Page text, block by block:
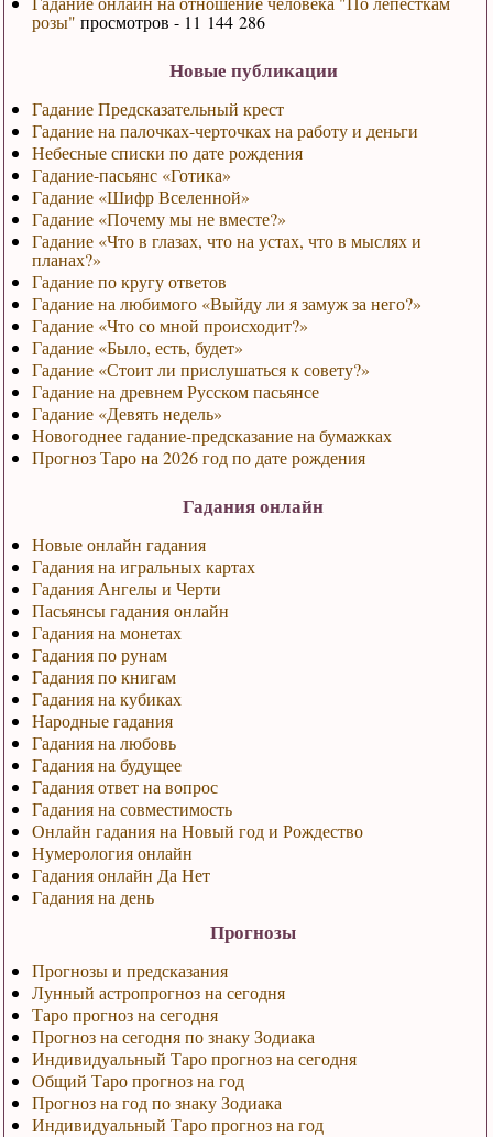
розы" просмотров - 11 144 286
Новые публикации
Гадание Предсказательный крест
Гадание на палочках-черточках на работу и деньги
Небесные списки по дате рождения
Гадание-пасьянс «Готика»
Гадание «Шифр Вселенной»
Гадание «Почему мы не вместе?»
Гадание «Что в глазах, что на устах, что в мыслях и
планах?»
Гадание по кругу ответов
Гадание на любимого «Выйду ли я замуж за него?»
Гадание «Что со мной происходит?»
Гадание «Было, есть, будет»
Гадание «Стоит ли прислушаться к совету?»
Гадание на древнем Русском пасьянсе
Гадание «Девять недель»
Новогоднее гадание-предсказание на бумажках
Прогноз Таро на 2026 год по дате рождения
Гадания онлайн
Новые онлайн гадания
Гадания на игральных картах
Гадания Ангелы и Черти
Пасьянсы гадания онлайн
Гадания на монетах
Гадания по рунам
Гадания по книгам
Гадания на кубиках
Народные гадания
Гадания на любовь
Гадания на будущее
Гадания ответ на вопрос
Гадания на совместимость
Онлайн гадания на Новый год и Рождество
Нумерология онлайн
Гадания онлайн Да Нет
Гадания на день
Прогнозы
Прогнозы и предсказания
Лунный астропрогноз на сегодня
Таро прогноз на сегодня
Прогноз на сегодня по знаку Зодиака
Индивидуальный Таро прогноз на сегодня
Общий Таро прогноз на год
Прогноз на год по знаку Зодиака
Индивидуальный Таро прогноз на год